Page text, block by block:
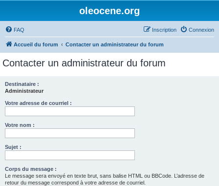
oleocene.org
FAQ Connexion
Inscription
Accueil du forum Contacter un administrateur du forum
Contacter un administrateur du forum
Destinataire :
Administrateur
Votre adresse de courriel :
Votre nom :
Sujet :
Corps du message :
Le message sera envoyé en texte brut, sans balise HTML ou BBCode. L’adresse de
retour du message correspond à votre adresse de courriel.